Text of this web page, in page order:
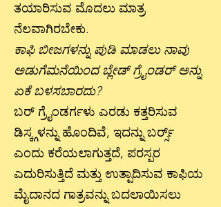
ತಯಾರಿಸುವ ಮೊದಲು ಮಾತ್ರ
ನೆಲವಾಗಿರಬೇಕು.
ಕಾಫಿ ಬೀಜಗಳನ್ನು ಪುಡಿ ಮಾಡಲು ನಾವು
ಅಡುಗೆಮನೆಯಿಂದ ಬ್ಲೇಡ್ ಗ್ರೈಂಡರ್ ಅನ್ನು
ಏಕೆ ಬಳಸಬಾರದು?
ಬರ್ ಗ್ರೈಂಡರ್ಗಳು ಎರಡು ಕತ್ತರಿಸುವ
ಡಿಸ್ಕ್ಗಳನ್ನು ಹೊಂದಿವೆ, ಇದನ್ನು ಬರ್ರ್ಸ್
ಎಂದು ಕರೆಯಲಾಗುತ್ತದೆ, ಪರಸ್ಪರ
ಎದುರಿಸುತ್ತಿದೆ ಮತ್ತು ಉತ್ಪಾದಿಸುವ ಕಾಫಿಯ
ಮೈದಾನದ ಗಾತ್ರವನ್ನು ಬದಲಾಯಿಸಲು